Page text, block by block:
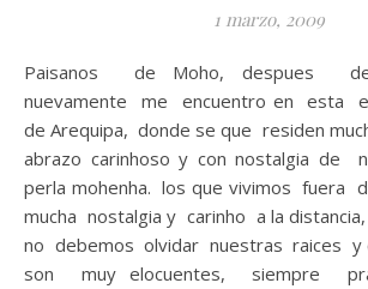
1 marzo, 2009
Paisanos de Moho, despues de algun tiempo,
nuevamente me encuentro en esta
de Arequipa, donde se que residen
abrazo carinhoso y con nostalgia de
perla mohenha. los que vivimos fuera
mucha nostalgia y carinho a la
no debemos olvidar nuestras raices y
son muy elocuentes, siempre